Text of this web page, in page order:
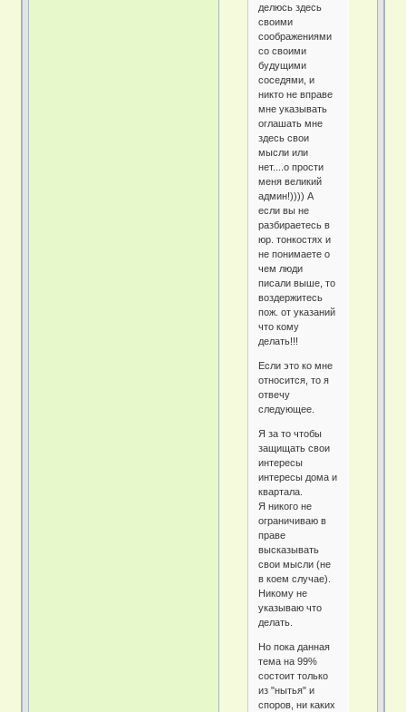
делюсь здесь
своими
соображениями
со своими
будущими
соседями, и
никто не вправе
мне указывать
оглашать мне
здесь свои
мысли или
нет....о прости
меня великий
админ!)))) А
если вы не
разбираетесь в
юр. тонкостях и
не понимаете о
чем люди
писали выше, то
воздержитесь
пож. от указаний
что кому
делать!!!
Если это ко мне
относится, то я
отвечу
следующее.
Я за то чтобы
защищать свои
интересы
интересы дома и
квартала.
Я никого не
ограничиваю в
праве
высказывать
свои мысли (не
в коем случае).
Никому не
указываю что
делать.
Но пока данная
тема на 99%
состоит только
из "нытья" и
споров, ни каких